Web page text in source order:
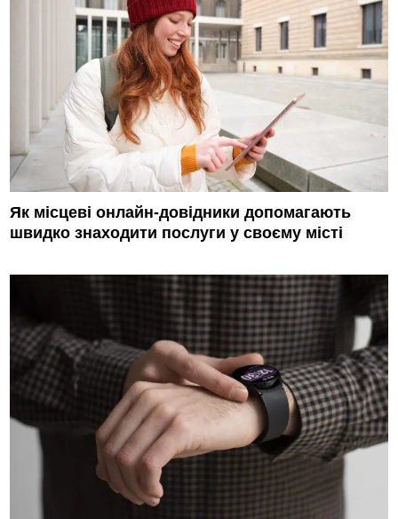
Як місцеві онлайн-довідники допомагають
швидко знаходити послуги у своєму місті